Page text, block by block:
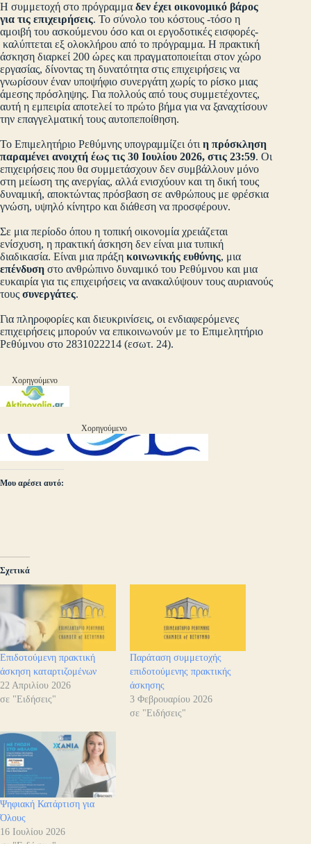
Η συμμετοχή στο πρόγραμμα δεν έχει οικονομικό βάρος
για τις επιχειρήσεις. Το σύνολο του κόστους -τόσο η
αμοιβή του ασκούμενου όσο και οι εργοδοτικές εισφορές-
καλύπτεται εξ ολοκλήρου από το πρόγραμμα. Η πρακτική
άσκηση διαρκεί 200 ώρες και πραγματοποιείται στον χώρο
εργασίας, δίνοντας τη δυνατότητα στις επιχειρήσεις να
γνωρίσουν έναν υποψήφιο συνεργάτη χωρίς το ρίσκο μιας
άμεσης πρόσληψης. Για πολλούς από τους συμμετέχοντες,
αυτή η εμπειρία αποτελεί το πρώτο βήμα για να ξαναχτίσουν
την επαγγελματική τους αυτοπεποίθηση.
Το Επιμελητήριο Ρεθύμνης υπογραμμίζει ότι η πρόσκληση
παραμένει ανοιχτή έως τις 30 Ιουλίου 2026, στις 23:59. Οι
επιχειρήσεις που θα συμμετάσχουν δεν συμβάλλουν μόνο
στη μείωση της ανεργίας, αλλά ενισχύουν και τη δική τους
δυναμική, αποκτώντας πρόσβαση σε ανθρώπους με φρέσκια
γνώση, υψηλό κίνητρο και διάθεση να προσφέρουν.
Σε μια περίοδο όπου η τοπική οικονομία χρειάζεται
ενίσχυση, η πρακτική άσκηση δεν είναι μια τυπική
διαδικασία. Είναι μια πράξη κοινωνικής ευθύνης, μια
επένδυση στο ανθρώπινο δυναμικό του Ρεθύμνου και μια
ευκαιρία για τις επιχειρήσεις να ανακαλύψουν τους αυριανούς
τους συνεργάτες.
Για πληροφορίες και διευκρινίσεις, οι ενδιαφερόμενες
επιχειρήσεις μπορούν να επικοινωνούν με το Επιμελητήριο
Ρεθύμνου στο 2831022214 (εσωτ. 24).
Χορηγούμενο
Χορηγούμενο
Μου αρέσει αυτό:
Σχετικά
Επιδοτούμενη πρακτική
άσκηση καταρτιζομένων
22 Απριλίου 2026
σε "Ειδήσεις"
Παράταση συμμετοχής
επιδοτούμενης πρακτικής
άσκησης
3 Φεβρουαρίου 2026
σε "Ειδήσεις"
Ψηφιακή Κατάρτιση για
Όλους
16 Ιουλίου 2026